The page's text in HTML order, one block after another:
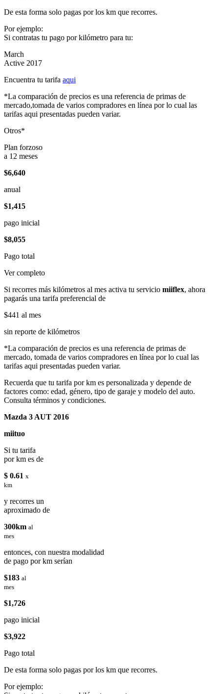
De esta forma solo pagas por los km que recorres.
Por ejemplo:
Si contratas tu pago por kilómetro para tu:
March
Active 2017
Encuentra tu tarifa aqui
*La comparación de precios es una referencia de primas de
mercado,tomada de varios compradores en línea por lo cual las
tarifas aqui presentadas pueden variar.
Otros*
Plan forzoso
a 12 meses
$6,640
anual
$1,415
pago inicial
$8,055
Pago total
Ver completo
Si recorres más kilómetros al mes activa tu servicio miiflex, ahora
pagarás una tarifa preferencial de
$441 al mes
sin reporte de kilómetros
*La comparación de precios es una referencia de primas de
mercado, tomada de varios compradores en línea por lo cual las
tarifas aqui presentadas pueden variar.
Recuerda que tu tarifa por km es personalizada y depende de
factores como: edad, género, tipo de garaje y modelo del auto.
Consulta términos y condiciones.
Mazda 3 AUT 2016
miituo
Si tu tarifa
por km es de
$ 0.61 x
km
y recorres un
aproximado de
300km al
mes
entonces, con nuestra modalidad
de pago por km serían
$183 al
mes
$1,726
pago inicial
$3,922
Pago total
De esta forma solo pagas por los km que recorres.
Por ejemplo: